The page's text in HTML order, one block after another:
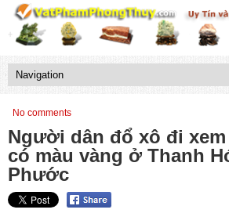
No comments
Người dân đổ xô đi
có màu vàng ở Thanh
Phước